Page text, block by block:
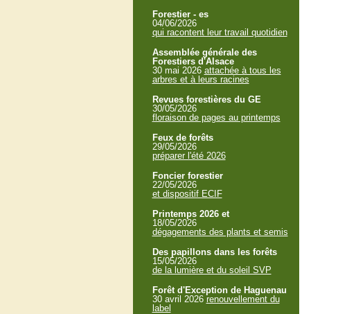
Forestier - es
04/06/2026
qui racontent leur travail quotidien
Assemblée générale des
Forestiers d'Alsace
30 mai 2026 attachée à tous les
arbres et à leurs racines
Revues forestières du GE
30/05/2026
floraison de pages au printemps
Feux de forêts
29/05/2026
préparer l'été 2026
Foncier forestier
22/05/2026
et dispositif ECIF
Printemps 2026 et
18/05/2026
dégagements des plants et semis
Des papillons dans les forêts
15/05/2026
de la lumière et du soleil SVP
Forêt d'Exception de Haguenau
30 avril 2026 renouvellement du
label